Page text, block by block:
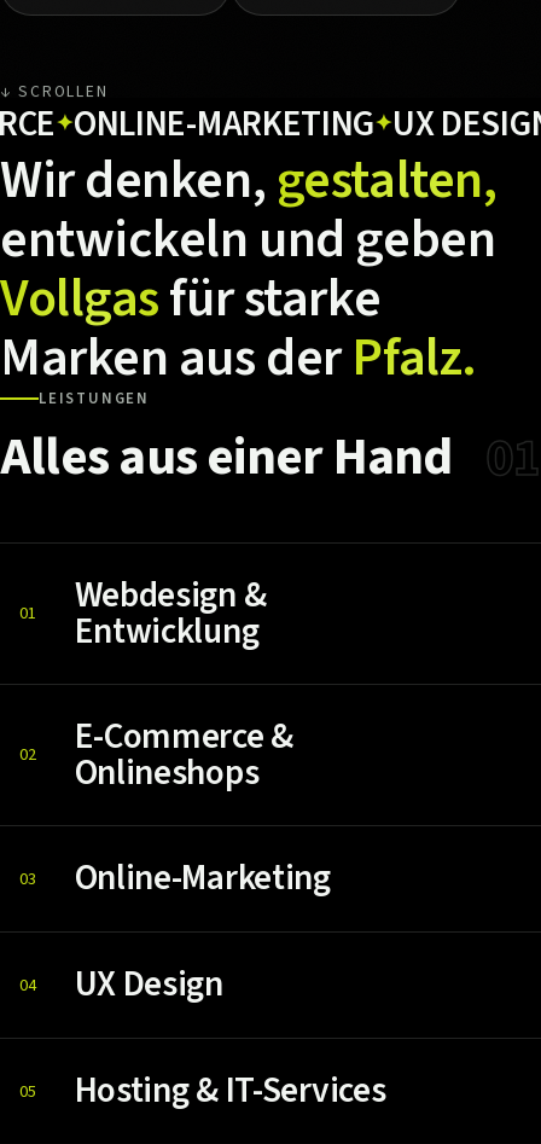
↓ SCROLLEN
ONLINE-MARKETING✦UX DESIGN✦
Wirdenken,gestalten,
entwickeln und geben
Vollgasfürstarke
MarkenausderPfalz.
LEISTUNGEN
AllesauseinerHand 01
01 Webdesign &
Entwicklung
02 E-Commerce &
Onlineshops
03 Online-Marketing
04 UX Design
05 Hosting & IT-Services